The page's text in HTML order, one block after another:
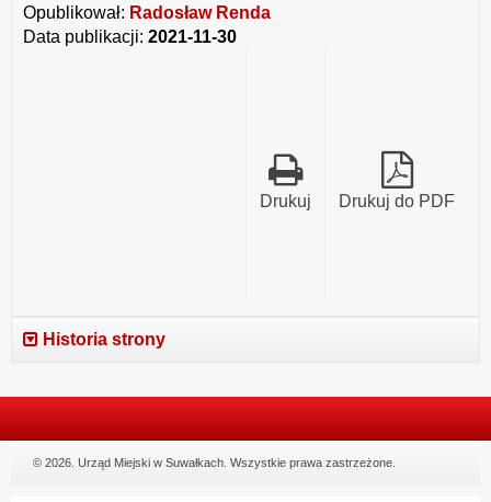
Opublikował: Radosław Renda
Data publikacji: 2021-11-30
Drukuj do PDF
Drukuj
Historia strony
© 2026. Urząd Miejski w Suwałkach. Wszystkie prawa zastrzeżone.